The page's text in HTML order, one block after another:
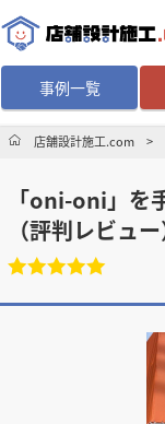
事例一覧
無料相談
デザイン設計・施
店舗・商業施設の
マッチング案件一
店舗設計施工
店舗設計施工.com
「oni-oni」を
（評判レビュー